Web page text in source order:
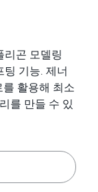
리곤 모델링
팅 기능. 제너
활용해 최소
를 만들 수 있